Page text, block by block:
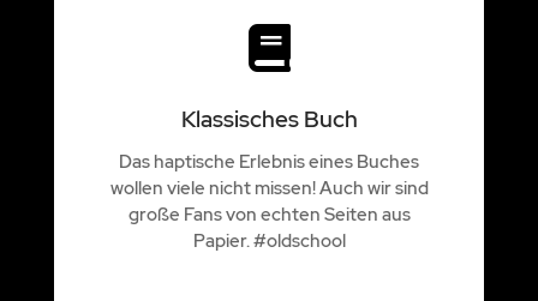
Klassisches Buch
Das haptische Erlebnis eines Buches
wollen viele nicht missen! Auch wir sind
große Fans von echten Seiten aus
Papier. #oldschool